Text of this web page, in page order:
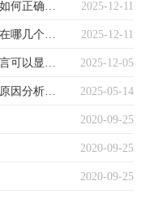
2025-12-11
何正确…
2025-12-11
哪几个…
2025-12-05
可以显…
2025-05-14
因分析…
2020-09-25
2020-09-25
2020-09-25